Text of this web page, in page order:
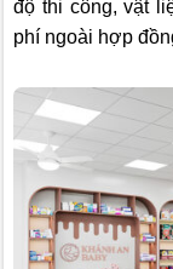
độ thi công, vật
phí ngoài hợp